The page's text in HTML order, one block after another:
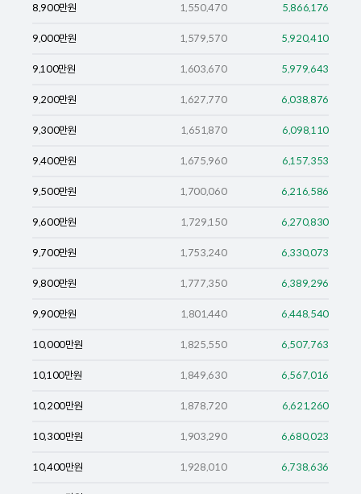
8,900만원 1,550,470 5,866,176
9,000만원 1,579,570 5,920,410
9,100만원 1,603,670 5,979,643
9,200만원 1,627,770 6,038,876
9,300만원 1,651,870 6,098,110
9,400만원 1,675,960 6,157,353
9,500만원 1,700,060 6,216,586
9,600만원 1,729,150 6,270,830
9,700만원 1,753,240 6,330,073
9,800만원 1,777,350 6,389,296
9,900만원 1,801,440 6,448,540
10,000만원 1,825,550 6,507,763
10,100만원 1,849,630 6,567,016
10,200만원 1,878,720 6,621,260
10,300만원 1,903,290 6,680,023
10,400만원 1,928,010 6,738,636